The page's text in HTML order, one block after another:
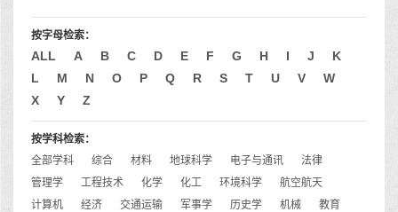
按字母检索：
ALL A B C D E F G H I J
K
L
M N O P Q R S T U V
W
X
Y Z
按学科检索：
全部学科
综合 材料 地球科学 电子与通讯
法律
管理学
工程技术 化学 化工 环境科学
航空航天
计算机
经济 交通运输 军事学 历史学 机械
教育